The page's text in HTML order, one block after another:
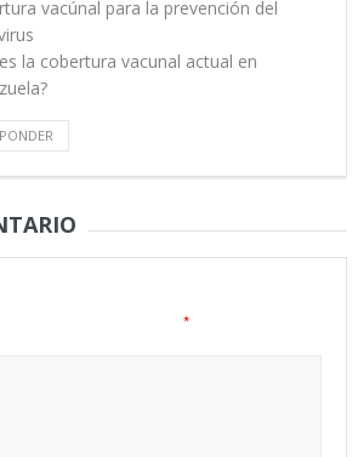
vacúnal para la prevención del
la cobertura vacunal actual en
*